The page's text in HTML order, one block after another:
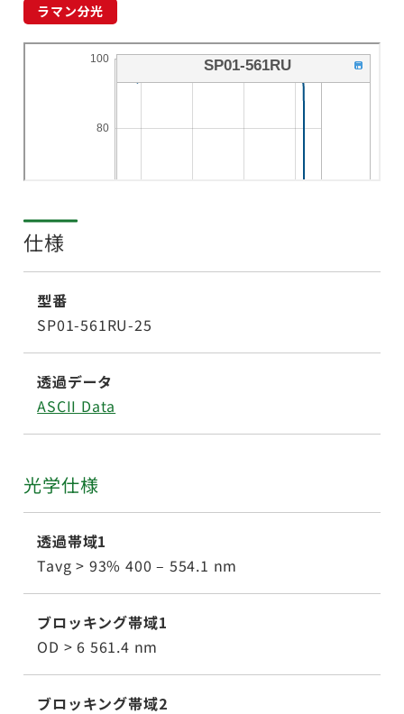
ラマン分光
仕様
型番
SP01-561RU-25
透過データ
ASCII Data
光学仕様
透過帯域1
Tavg > 93% 400 – 554.1 nm
ブロッキング帯域1
OD > 6 561.4 nm
ブロッキング帯域2